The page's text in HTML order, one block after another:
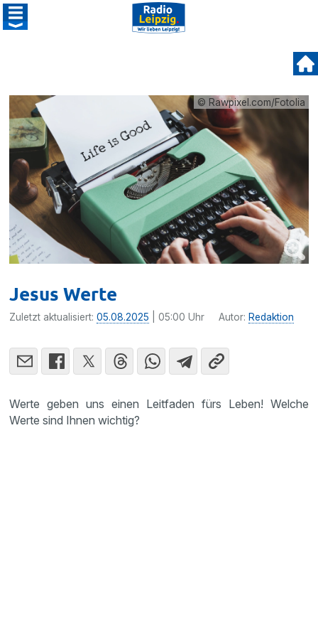
© Rawpixel.com/Fotolia
Jesus Werte
Zuletzt aktualisiert:05.08.2025 | 05:00 Uhr Autor: Redaktion
Werte geben uns einen Leitfaden fürs Leben! Welche
Werte sind Ihnen wichtig?